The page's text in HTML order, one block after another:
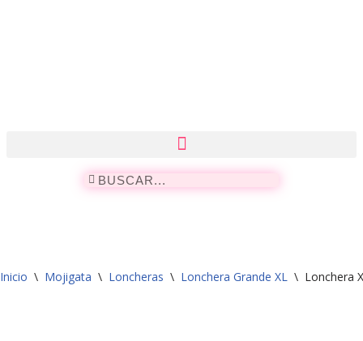
Inicio \ Mojigata \ Loncheras \ Lonchera Grande XL \ Lonchera